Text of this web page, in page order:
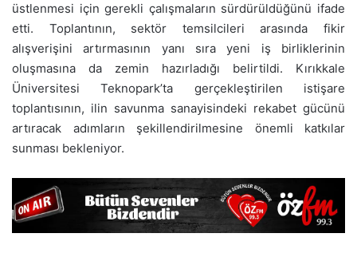
üstlenmesi için gerekli çalışmaların sürdürüldüğünü ifade
etti. Toplantının, sektör temsilcileri arasında fikir
alışverişini artırmasının yanı sıra yeni iş birliklerinin
oluşmasına da zemin hazırladığı belirtildi. Kırıkkale
Üniversitesi Teknopark’ta gerçekleştirilen istişare
toplantısının, ilin savunma sanayisindeki rekabet gücünü
artıracak adımların şekillendirilmesine önemli katkılar
sunması bekleniyor.